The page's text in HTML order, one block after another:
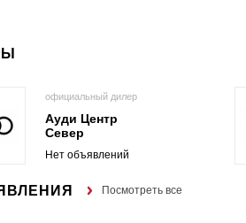
официальный дилер
Ауди Центр
Север
Нет объявлений
Посмотреть все